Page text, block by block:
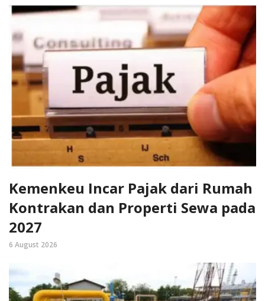
Kemenkeu Incar Pajak dari Rumah
Kontrakan dan Properti Sewa pada
2027
6 August 2026